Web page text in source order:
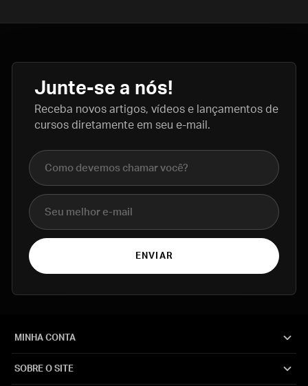
Junte-se a nós!
Receba novos artigos, vídeos e lançamentos de
cursos diretamente em seu e-mail.
Nome completo
E-mail
ENVIAR
MINHA CONTA
SOBRE O SITE